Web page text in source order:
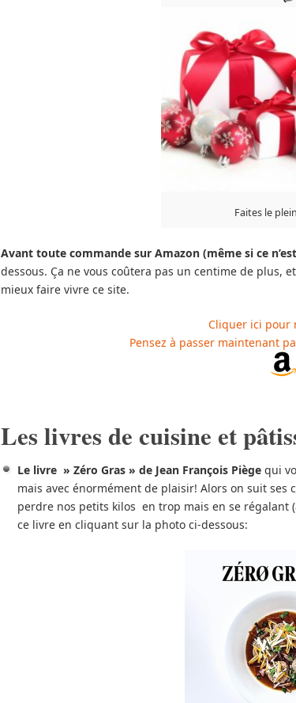
Faites le
Avant toute commande sur Amazon (même si ce
dessous. Ça ne vous coûtera pas un centime de plus,
mieux faire vivre ce site.
Cliquer ici pour
Pensez à passer maintenant
Les livres de cuisine et
Le livre » Zéro Gras » de Jean François Piège qui
mais avec énormément de plaisir! Alors on suit
perdre nos petits kilos en trop mais en se régalant
ce livre en cliquant sur la photo ci-dessous: